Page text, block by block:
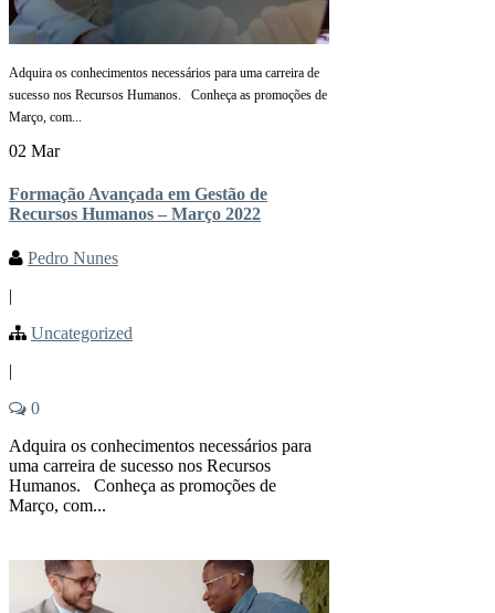
Adquira os conhecimentos necessários para uma carreira de
sucesso nos Recursos Humanos. Conheça as promoções de
Março, com...
02 Mar
Formação Avançada em Gestão de
Recursos Humanos – Março 2022
Pedro Nunes
|
Uncategorized
|
0
Adquira os conhecimentos necessários para
uma carreira de sucesso nos Recursos
Humanos. Conheça as promoções de
Março, com...